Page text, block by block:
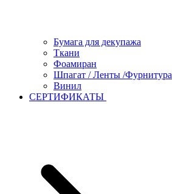
Бумага для декупажа
Ткани
Фоамиран
Шпагат / Ленты /Фурнитура
Винил
СЕРТИФИКАТЫ